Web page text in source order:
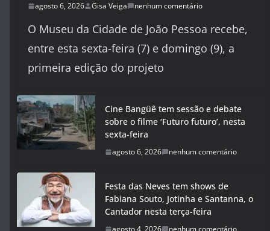
agosto 6, 2026 Gisa Veiga nenhum comentário
O Museu da Cidade de João Pessoa recebe,
entre esta sexta-feira (7) e domingo (9), a
primeira edição do projeto
Cine Bangüê tem sessão e debate
sobre o filme ‘Futuro futuro’, nesta
sexta-feira
agosto 6, 2026 nenhum comentário
Festa das Neves tem shows de
Fabiana Souto, Jotinha e Santanna, o
Cantador nesta terça-feira
agosto 4, 2026 nenhum comentário